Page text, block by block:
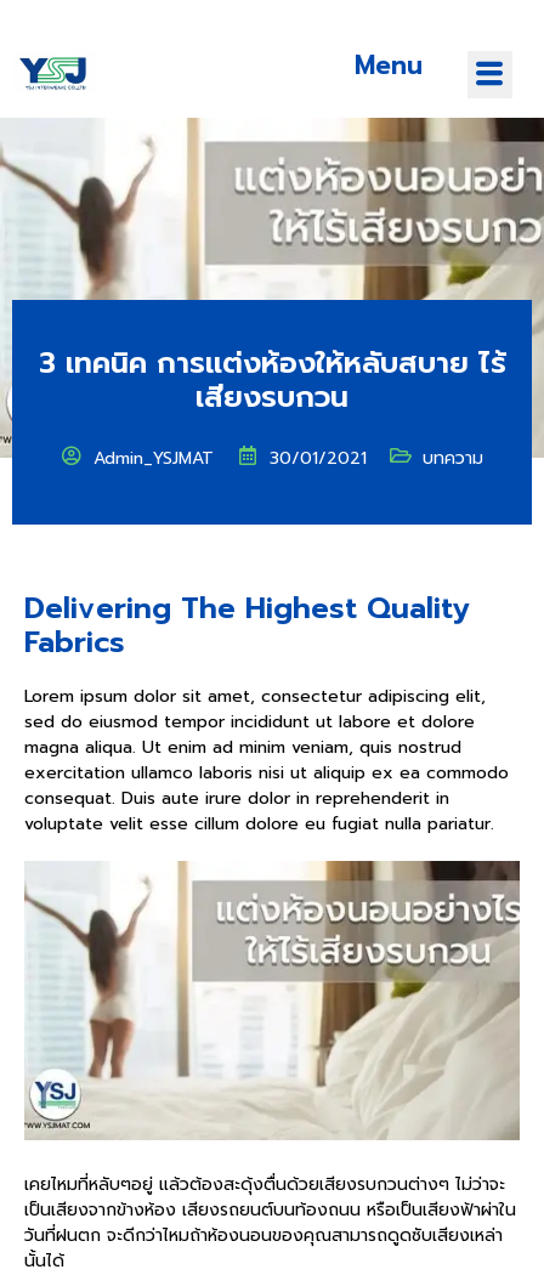
Menu
3 เทคนิค การแต่งห้องให้หลับสบาย ไร้
เสียงรบกวน
Admin_YSJMAT 30/01/2021 บทความ
Delivering The Highest Quality
Fabrics
Lorem ipsum dolor sit amet, consectetur adipiscing elit,
sed do eiusmod tempor incididunt ut labore et dolore
magna aliqua. Ut enim ad minim veniam, quis nostrud
exercitation ullamco laboris nisi ut aliquip ex ea commodo
consequat. Duis aute irure dolor in reprehenderit in
voluptate velit esse cillum dolore eu fugiat nulla pariatur.
เคยไหมที่หลับๆอยู่ แล้วต้องสะดุ้งตื่นด้วยเสียงรบกวนต่างๆ ไม่ว่าจะ
เป็นเสียงจากข้างห้อง เสียงรถยนต์บนท้องถนน หรือเป็นเสียงฟ้าผ่าใน
วันที่ฝนตก จะดีกว่าไหมถ้าห้องนอนของคุณสามารถดูดซับเสียงเหล่า
นั้นได้